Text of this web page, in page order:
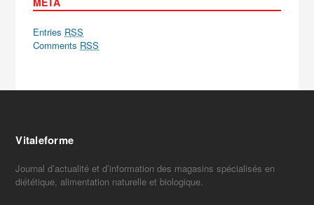
Entries RSS
Comments RSS
Vitaleforme
Journal d’actualité et d’information des magasins spécialisés en
diététique, alimentation naturelle et biologique.